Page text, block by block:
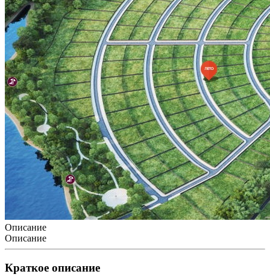
Описание
Описание
Краткое описание